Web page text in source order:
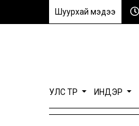
Шуурхай мэдээ
УЛС ТӨР ИНДЭР